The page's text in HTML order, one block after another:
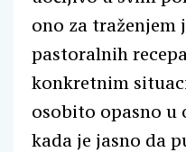
ono za traženjem
pastoralnih
konkretnim
osobito opasno u
kada je jasno da